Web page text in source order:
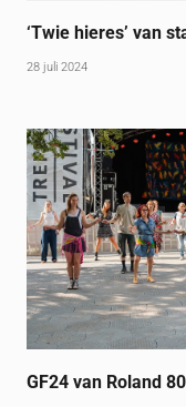
‘Twie hieres’ van
28 juli 2024
GF24 van Roland